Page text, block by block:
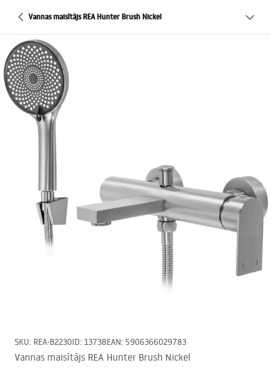
Vannas maisītājs REA Hunter Brush Nickel
SKU: REA-B2230ID: 13738EAN: 5906366029783
Vannas maisītājs REA Hunter Brush Nickel